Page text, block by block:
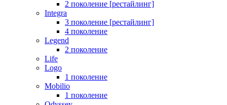
2 поколение [рестайлинг]
Integra
3 поколение [рестайлинг]
4 поколение
Legend
2 поколение
Life
Logo
1 поколение
Mobilio
1 поколение